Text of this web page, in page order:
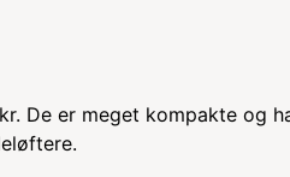
De er meget kompakte og